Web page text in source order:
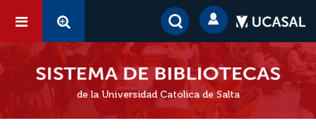
de la Universidad Católica de Salta